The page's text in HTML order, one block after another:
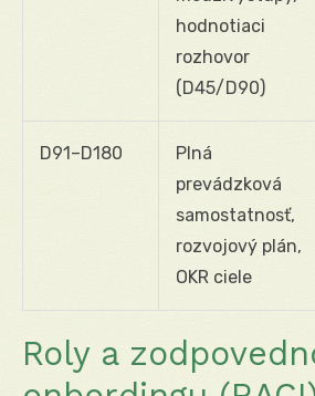
hodnotiaci
rozhovor
(D45/D90)
D91–D180
Plná
prevádzková
samostatnosť,
rozvojový plán,
OKR ciele
Roly a